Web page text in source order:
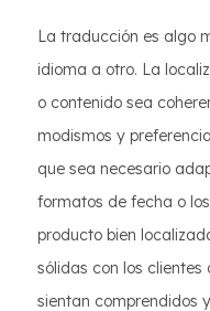
La traducción es algo
idioma a otro. La
o contenido sea
modismos y
que sea necesario
formatos de fecha o
producto bien
sólidas con los clientes
sientan comprendidos